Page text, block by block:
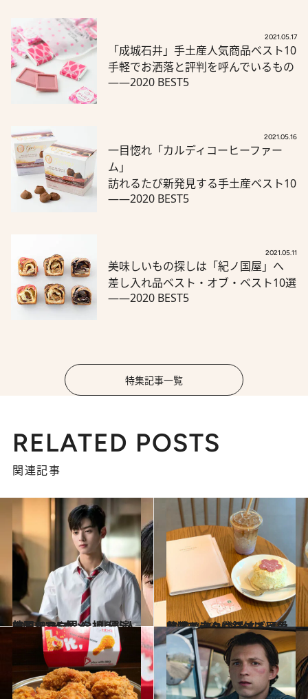
2021.05.17
「成城石井」手土産人気商品ベスト10
手軽でお洒落と評判を呼んでいるもの
――2020 BEST5
2021.05.16
一目惚れ「カルディコーヒーファー
ム」
訪れるたび新発見する手土産ベスト10
――2020 BEST5
2021.05.11
美味しいもの探しは「紀ノ国屋」へ
差し入れ品ベスト・オブ・ベスト10選
――2020 BEST5
特集記事一覧
RELATED POSTS
関連記事
2020.4.14
韓国ドラマ界 を担う“演技ドル” イケメン俳優5人のドラマ5本
カルチャー 2021.3.29
韓国のスタバグッズは争奪戦?! 次々登場する可愛いアイテムに釘付け♡
旅＆お出かけ